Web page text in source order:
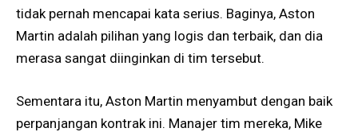
tidak pernah mencapai kata serius. Baginya, Aston
Martin adalah pilihan yang logis dan terbaik, dan dia
merasa sangat diinginkan di tim tersebut.
Sementara itu, Aston Martin menyambut dengan baik
perpanjangan kontrak ini. Manajer tim mereka, Mike